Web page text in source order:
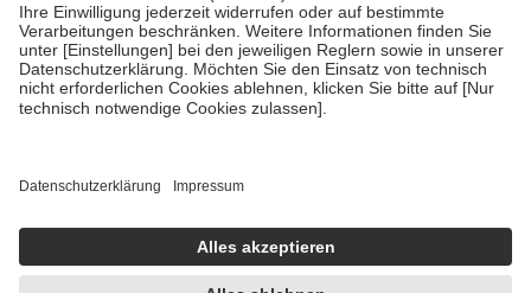
• Untersuchungen zur Vorsorge und Früherkennung, die von der
GKV getragen werden
• empfohlenen Schutzimpfungen
• Harn- und Blutteststreifen
getroffen, um sicherzustellen, dass es sich um echte Bewertungen
https://help.etrusted.com/hc/de/articles/4419944605341
Einige Bilder und Inhalte wurden unter Zuhilfenahme künstlicher